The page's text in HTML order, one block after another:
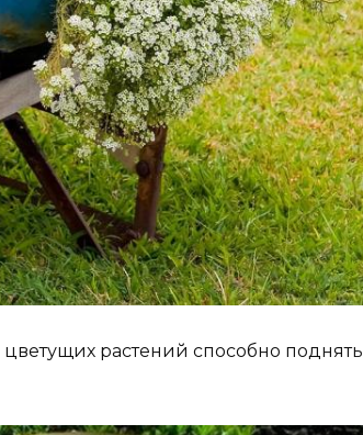
цветущих растений способно поднять